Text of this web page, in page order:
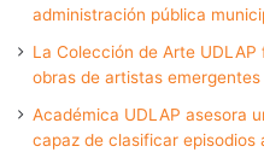
administración pública
La Colección de Arte
obras de artistas
Académica UDLAP asesora
capaz de clasificar episodios